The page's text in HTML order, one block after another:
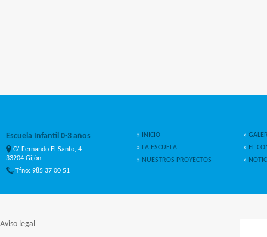
Escuela Infantil 0-3 años
C/ Fernando El Santo, 4
33204 Gijón
Tfno: 985 37 00 51
» INICIO
» LA ESCUELA
» NUESTROS PROYECTOS
»
» EL
»
Aviso legal